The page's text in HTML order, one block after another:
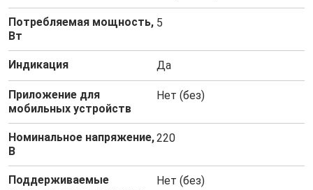
Потребляемая мощность,
Вт
5
Индикация Да
Приложение для
мобильных устройств
Нет (без)
Номинальное напряжение,
В
220
Поддерживаемые
Нет (без)